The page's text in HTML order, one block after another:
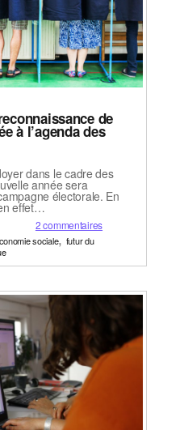
de
à l’agenda des
dans le cadre des
année sera
électorale. En
effet…
2 commentaires
sociale, futur du